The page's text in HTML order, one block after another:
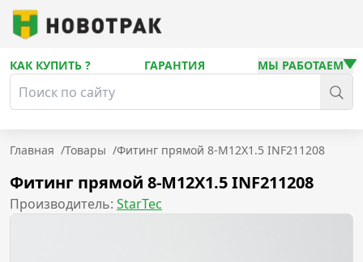
КАК КУПИТЬ ? ГАРАНТИЯ МЫ РАБОТАЕМ
Главная /Товары /Фитинг прямой 8-M12X1.5 INF211208
Фитинг прямой 8-M12X1.5 INF211208
Производитель: StarTec